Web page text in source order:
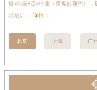
楼W3座6层602室（需提前预约）
准培训.... 详情 >
北京 上海 广州